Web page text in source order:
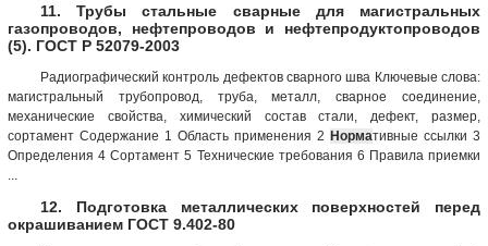
11. Трубы стальные сварные для магистральных
газопроводов, нефтепроводов и нефтепродуктопроводов
(5). ГОСТ Р 52079-2003
Радиографический контроль дефектов сварного шва Ключевые слова:
магистральный трубопровод, труба, металл, сварное соединение,
механические свойства, химический состав стали, дефект, размер,
сортамент Содержание 1 Область применения 2 Нормативные ссылки 3
Определения 4 Сортамент 5 Технические требования 6 Правила приемки
12. Подготовка металлических поверхностей перед
окрашиванием ГОСТ 9.402-80